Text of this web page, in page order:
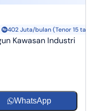
402 Juta/bulan (Tenor 15
Kawasan Industri
WhatsApp